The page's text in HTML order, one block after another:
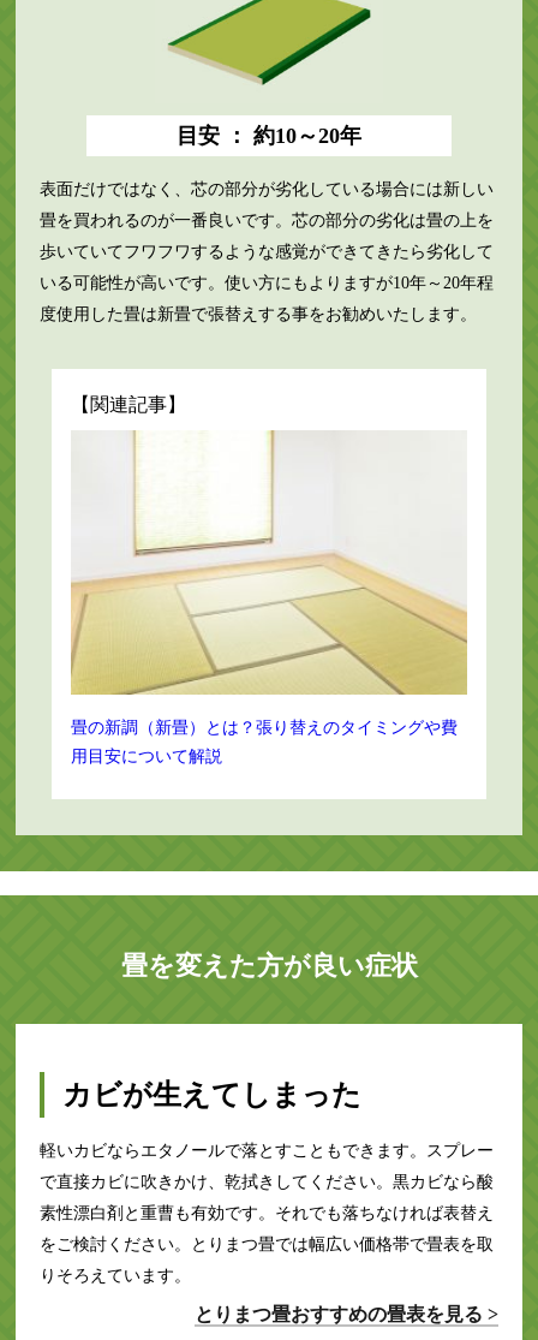
目安 ： 約10～20年
表面だけではなく、芯の部分が劣化している場合には新しい
畳を買われるのが一番良いです。芯の部分の劣化は畳の上を
歩いていてフワフワするような感覚ができてきたら劣化して
いる可能性が高いです。使い方にもよりますが10年～20年程
度使用した畳は新畳で張替えする事をお勧めいたします。
【関連記事】
畳の新調（新畳）とは？張り替えのタイミングや費
用目安について解説
畳を変えた方が良い症状
カビが生えてしまった
軽いカビならエタノールで落とすこともできます。スプレー
で直接カビに吹きかけ、乾拭きしてください。黒カビなら酸
素性漂白剤と重曹も有効です。それでも落ちなければ表替え
をご検討ください。とりまつ畳では幅広い価格帯で畳表を取
りそろえています。
とりまつ畳おすすめの畳表を見る >